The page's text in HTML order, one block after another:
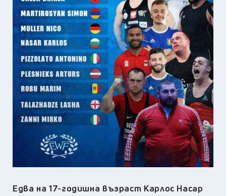
Едва на 17-годишна възраст Карлос Насар